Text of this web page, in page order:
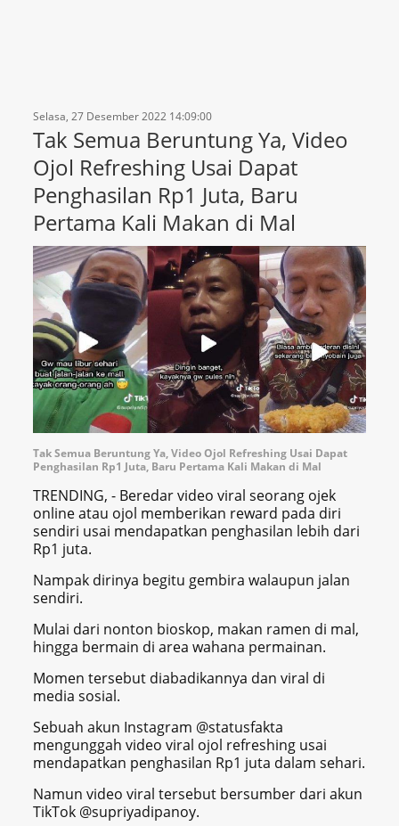
Selasa, 27 Desember 2022 14:09:00
Tak Semua Beruntung Ya, Video
Ojol Refreshing Usai Dapat
Penghasilan Rp1 Juta, Baru
Pertama Kali Makan di Mal
Tak Semua Beruntung Ya, Video Ojol Refreshing Usai Dapat
Penghasilan Rp1 Juta, Baru Pertama Kali Makan di Mal
TRENDING, - Beredar video viral seorang ojek
online atau ojol memberikan reward pada diri
sendiri usai mendapatkan penghasilan lebih dari
Rp1 juta.
Nampak dirinya begitu gembira walaupun jalan
sendiri.
Mulai dari nonton bioskop, makan ramen di mal,
hingga bermain di area wahana permainan.
Momen tersebut diabadikannya dan viral di
media sosial.
Sebuah akun Instagram @statusfakta
mengunggah video viral ojol refreshing usai
mendapatkan penghasilan Rp1 juta dalam sehari.
Namun video viral tersebut bersumber dari akun
TikTok @supriyadipanoy.